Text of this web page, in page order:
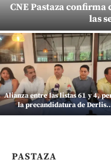
CNE Pastaza confirma
las
Alianza entre las listas 61 y 4,
la precandidatura de
PASTAZA